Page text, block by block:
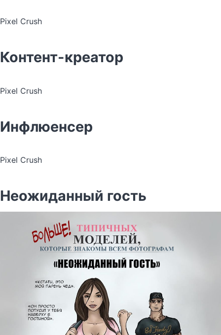
Pixel Crush
Контент-креатор
Pixel Crush
Инфлюенсер
Pixel Crush
Неожиданный гость